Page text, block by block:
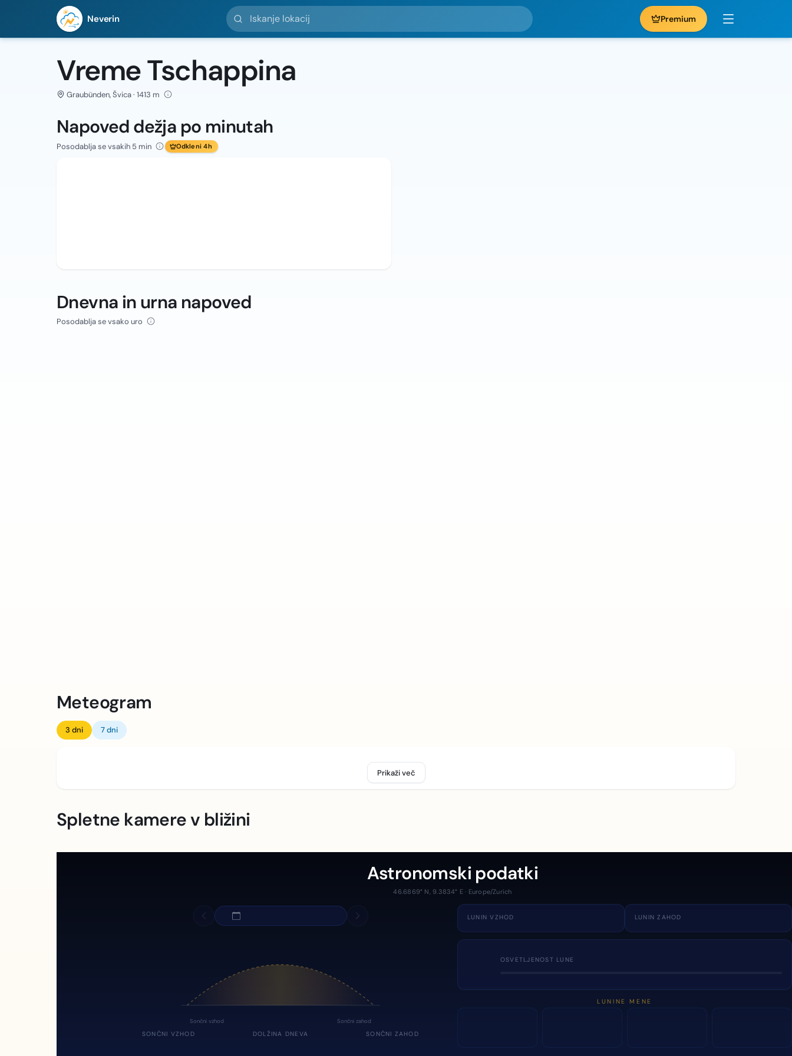
Neverin
Iskanje lokacij
Premium
Vreme Tschappina
Graubünden, Švica · 1413 m
Napoved dežja po minutah
Posodablja se vsakih 5 min Odkleni 4h
Dnevna in urna napoved
Posodablja se vsako uro
Meteogram
3 dni 7 dni
Prikaži več
Spletne kamere v bližini
Astronomski podatki
46.6869° N, 9.3834° E · Europe/Zurich
Sončni vzhod Sončni zahod
SONČNI VZHOD DOLŽINA DNEVA SONČNI ZAHOD
LUNIN VZHOD LUNIN ZAHOD
OSVETLJENOST LUNE
LUNINE MENE